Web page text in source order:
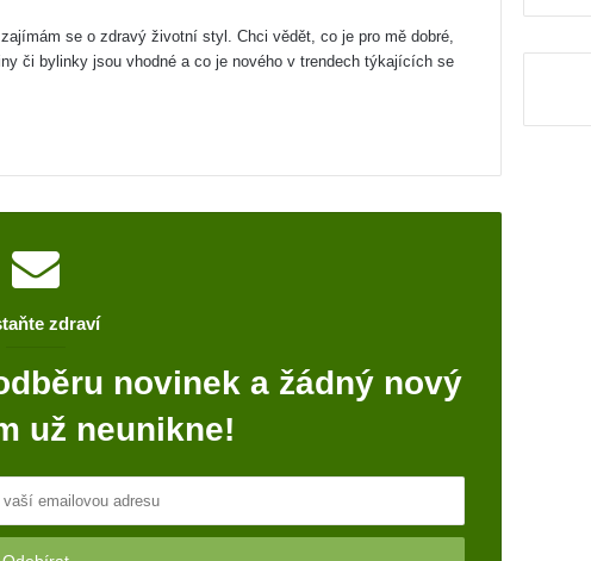
se o zdravý životní styl. Chci vědět, co je pro mě dobré,
či bylinky jsou vhodné a co je nového v trendech týkajících se
zdraví
novinek a žádný nový
už neunikne!